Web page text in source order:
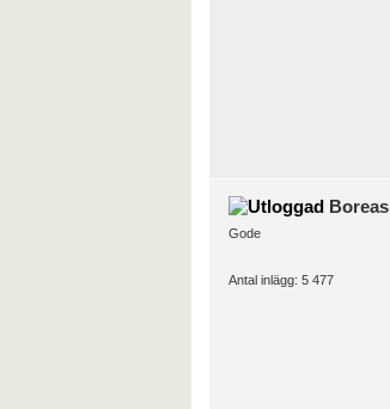
Boreas
Gode
Antal inlägg: 5 477